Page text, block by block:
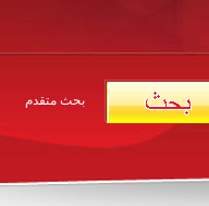
بحث متقدم